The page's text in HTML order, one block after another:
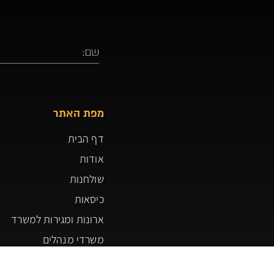
מפת האתר
דף הבית
אודות
שולחנות
כיסאות
ארונות ומגירות למשרד
משרדי מנהלים